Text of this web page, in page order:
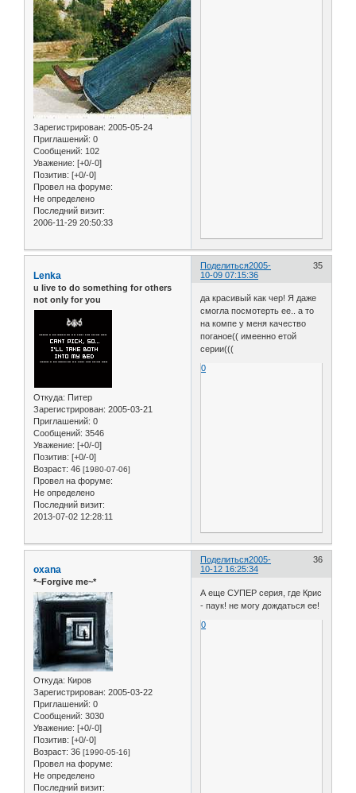
Зарегистрирован: 2005-05-24
Приглашений: 0
Сообщений: 102
Уважение: [+0/-0]
Позитив: [+0/-0]
Провел на форуме:
Не определено
Последний визит:
2006-11-29 20:50:33
Поделиться 35
2005-
10-09 07:15:36
Lenka
u live to do something for others
not only for you
Откуда: Питер
Зарегистрирован: 2005-03-21
Приглашений: 0
Сообщений: 3546
Уважение: [+0/-0]
Позитив: [+0/-0]
Возраст: 46 [1980-07-06]
Провел на форуме:
Не определено
Последний визит:
2013-07-02 12:28:11
да красивый как чер! Я даже
смогла посмотерть ее.. а то
на компе у меня качество
поганое(( имеенно етой
серии(((
0
Поделиться 36
2005-
10-12 16:25:34
oxana
*~Forgive me~*
Откуда: Киров
Зарегистрирован: 2005-03-22
Приглашений: 0
Сообщений: 3030
Уважение: [+0/-0]
Позитив: [+0/-0]
Возраст: 36 [1990-05-16]
Провел на форуме:
Не определено
Последний визит:
А еще СУПЕР серия, где Крис
- паук! не могу дождаться ее!
0